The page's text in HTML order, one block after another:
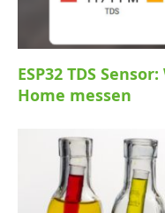
ESP32 TDS
Home messen